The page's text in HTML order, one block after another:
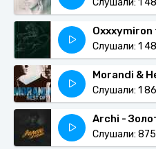
Слушали: 1
Morandi &
Слушали: 1
Archi -
Слушали: 875